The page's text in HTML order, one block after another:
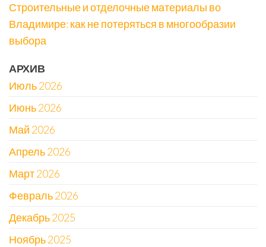
Строительные и отделочные материалы во
Владимире: как не потеряться в многообразии
выбора
АРХИВ
Июль 2026
Июнь 2026
Май 2026
Апрель 2026
Март 2026
Февраль 2026
Декабрь 2025
Ноябрь 2025